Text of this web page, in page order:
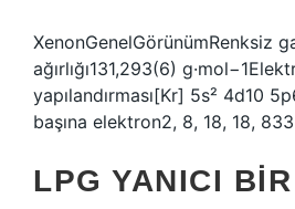
XenonGenelGörünümRenksiz
ağırlığı131,293(6)
yapılandırması[Kr] 5s² 4d10
başına elektron2, 8, 18, 18,
LPG YANICI